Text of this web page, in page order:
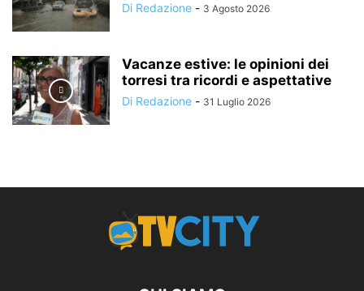
Di Redazione - 3 Agosto 2026
Vacanze estive: le opinioni dei
torresi tra ricordi e aspettative
Di Redazione - 31 Luglio 2026